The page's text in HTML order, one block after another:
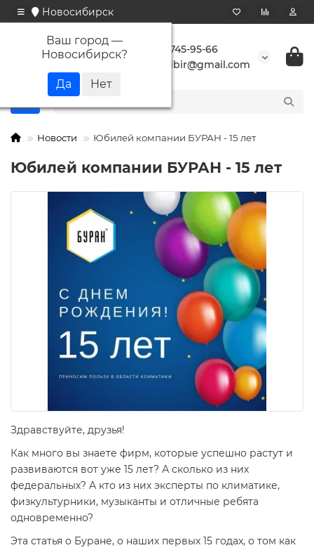
Новосибирск
Ваш город —
Новосибирск?
+7 923 745-95-66
buransibir@gmail.com
Новости Юбилей компании БУРАН - 15 лет
Юбилей компании БУРАН - 15 лет
Здравствуйте, друзья!
Как много вы знаете фирм, которые успешно растут и
развиваются вот уже 15 лет? А сколько из них
федеральных? А кто из них эксперты по климатике,
физкультурники, музыканты и отличные ребята
одновременно?
Эта статья о Буране, о наших первых 15 годах, о том как